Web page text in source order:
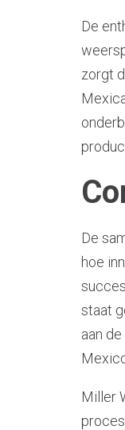
De
zorgt
De
hoe
staat
aan
Miller